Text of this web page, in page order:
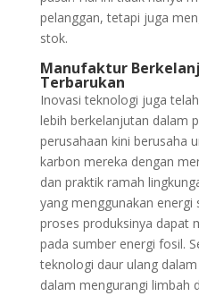
pelanggan, tetapi juga
stok.
Manufaktur
Terbarukan
Inovasi teknologi juga
lebih berkelanjutan dalam
perusahaan kini berusaha
karbon mereka dengan
dan praktik ramah
yang menggunakan
proses produksinya dapat
pada sumber energi fosil.
teknologi daur ulang
dalam mengurangi limbah